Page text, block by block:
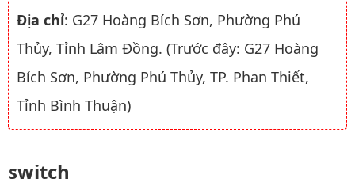
Địa chỉ: G27 Hoàng Bích Sơn, Phường Phú
Thủy, Tỉnh Lâm Đồng. (Trước đây: G27 Hoàng
Bích Sơn, Phường Phú Thủy, TP. Phan Thiết,
Tỉnh Bình Thuận)
switch